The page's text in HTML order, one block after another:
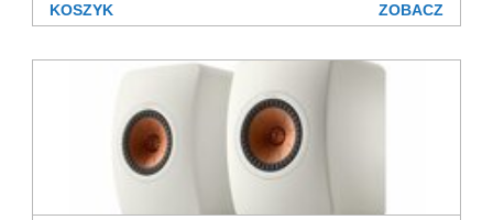
KOSZYK ZOBACZ